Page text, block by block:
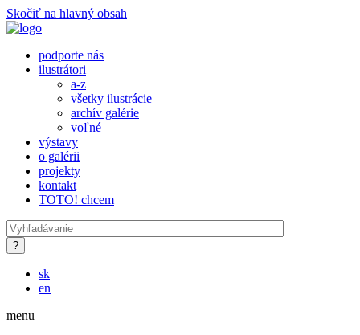
Skočiť na hlavný obsah
podporte nás
ilustrátori
a-z
všetky ilustrácie
archív galérie
voľné
výstavy
o galérii
projekty
kontakt
TOTO! chcem
sk
en
menu